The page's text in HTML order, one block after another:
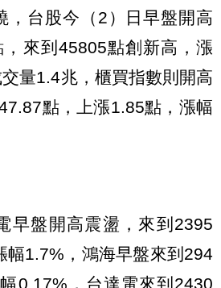
，台股今（2）日早盤開高
來到45805點創新高，漲
量1.4兆，櫃買指數則開高
點，上漲1.85點，漲幅
早盤開高震盪，來到2395
幅1.7%，鴻海早盤來到294
0.17%，台達電來到2430